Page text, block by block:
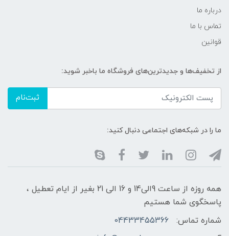
درباره ما
تماس با ما
قوانین
از تخفیف‌ها و جدیدترین‌های فروشگاه ما باخبر شوید:
ثبت‌نام
ما را در شبکه‌های اجتماعی دنبال کنید:
همه روزه از ساعت 9الی14 و 16 الی 21 بغیر از ایام تعطیل ،
پاسخگوی شما هستیم
شماره تماس:
04433455366